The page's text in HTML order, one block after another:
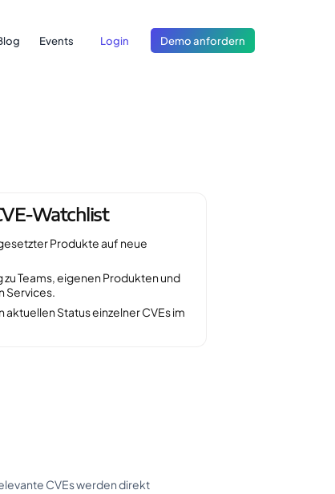
Events Login Demo anfordern
Watchlist
Produkte auf neue
Teams, eigenen Produkten und
Services.
aktuellen Status einzelner CVEs im
CVEs werden direkt